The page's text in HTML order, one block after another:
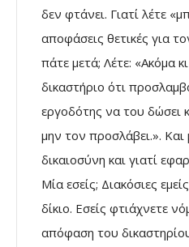
δεν φτάνει. Γιατί λέτε
αποφάσεις θετικές για
πάτε μετά; Λέτε: «Ακόμα
δικαστήριο ότι
εργοδότης να του δώσει
μην τον προσλάβει.». Και
δικαιοσύνη και γιατί
Μία εσείς; Διακόσιες
δίκιο. Εσείς φτιάχνετε
απόφαση του